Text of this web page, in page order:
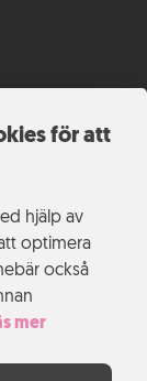
för att
hjälp av
optimera
också
mer